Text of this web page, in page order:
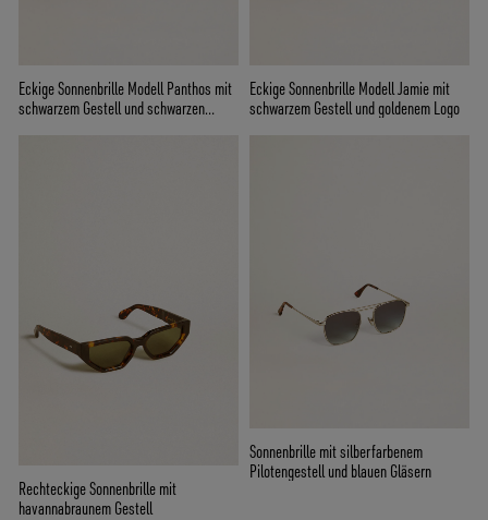
Eckige Sonnenbrille Modell Panthos mit
schwarzem Gestell und schwarzen
Eckige Sonnenbrille Modell Jamie mit
schwarzem Gestell und goldenem Logo
Rechteckige Sonnenbrille mit
havannabraunem Gestell
Sonnenbrille mit silberfarbenem
Pilotengestell und blauen Gläsern